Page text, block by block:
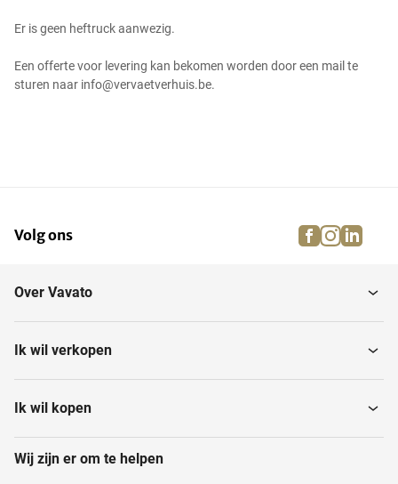
Er is geen heftruck aanwezig.
Een offerte voor levering kan bekomen worden door een mail te
sturen naar info@vervaetverhuis.be.
Volg ons facebook
Over Vavato
Ik wil verkopen
Ik wil kopen
Wij zijn er om te helpen